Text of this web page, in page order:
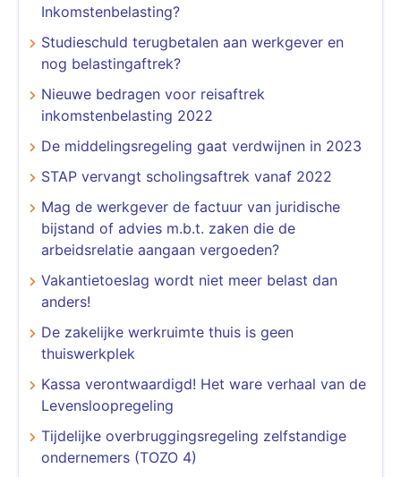
Inkomstenbelasting?
Studieschuld terugbetalen aan werkgever en
nog belastingaftrek?
Nieuwe bedragen voor reisaftrek
inkomstenbelasting 2022
De middelingsregeling gaat verdwijnen in 2023
STAP vervangt scholingsaftrek vanaf 2022
Mag de werkgever de factuur van juridische
bijstand of advies m.b.t. zaken die de
arbeidsrelatie aangaan vergoeden?
Vakantietoeslag wordt niet meer belast dan
anders!
De zakelijke werkruimte thuis is geen
thuiswerkplek
Kassa verontwaardigd! Het ware verhaal van de
Levensloopregeling
Tijdelijke overbruggingsregeling zelfstandige
ondernemers (TOZO 4)